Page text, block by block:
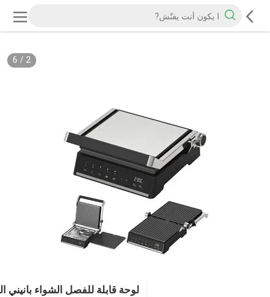
2
/
6
لوحة قابلة للفصل الشواء بانيني